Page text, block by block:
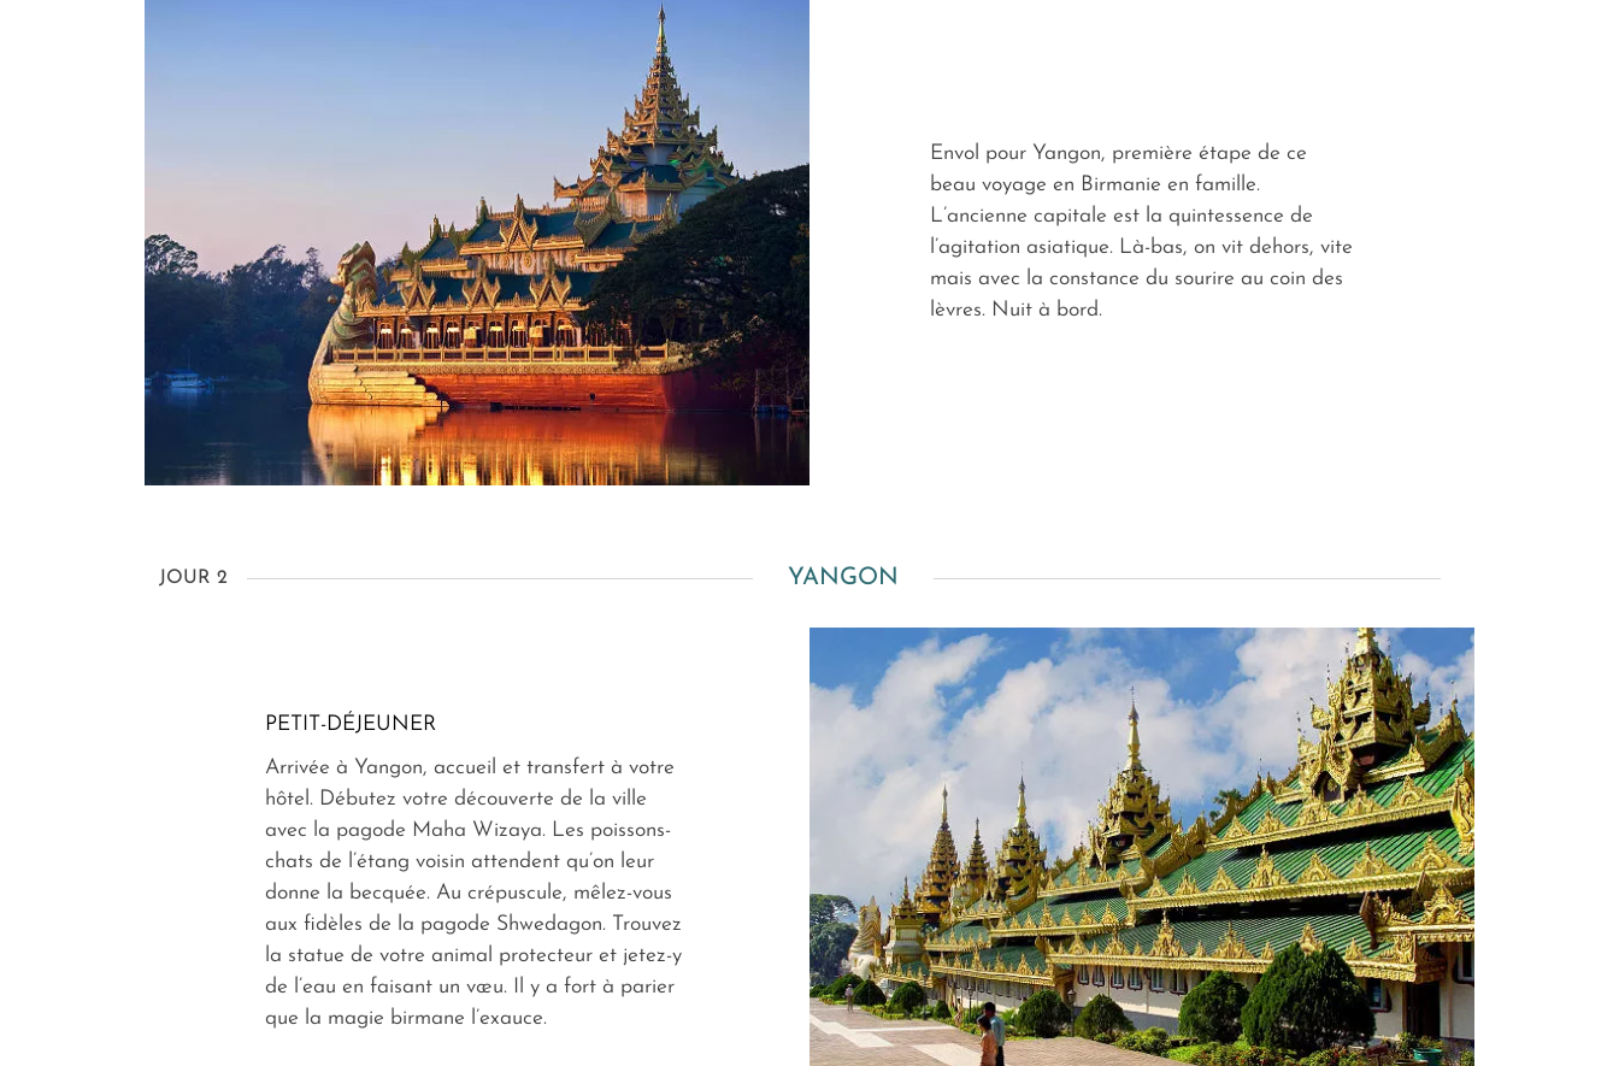
Envol pour Yangon, première étape de ce
beau voyage en Birmanie en famille.
L’ancienne capitale est la quintessence de
l’agitation asiatique. Là-bas, on vit dehors, vite
mais avec la constance du sourire au coin des
lèvres. Nuit à bord.
JOUR 2 YANGON
PETIT-DÉJEUNER
Arrivée à Yangon, accueil et transfert à votre
hôtel. Débutez votre découverte de la ville
avec la pagode Maha Wizaya. Les poissons-
chats de l’étang voisin attendent qu’on leur
donne la becquée. Au crépuscule, mêlez-vous
aux fidèles de la pagode Shwedagon. Trouvez
la statue de votre animal protecteur et jetez-y
de l’eau en faisant un vœu. Il y a fort à parier
que la magie birmane l’exauce.